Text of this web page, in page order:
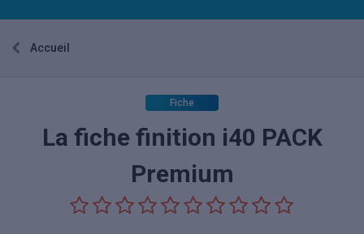
Accueil
Fiche
La fiche finition i40 PACK
Premium